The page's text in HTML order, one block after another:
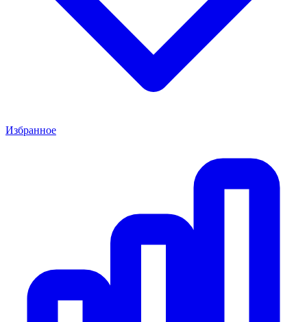
Избранное